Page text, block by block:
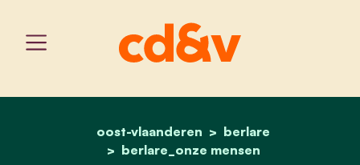
home
oost-vlaanderen
berlare
berlare_onze mensen
ruben roosens